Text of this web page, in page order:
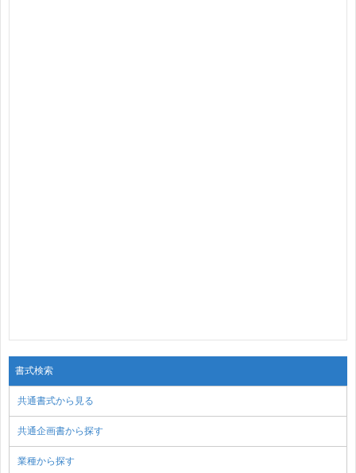
書式検索
共通書式から見る
共通企画書から探す
業種から探す